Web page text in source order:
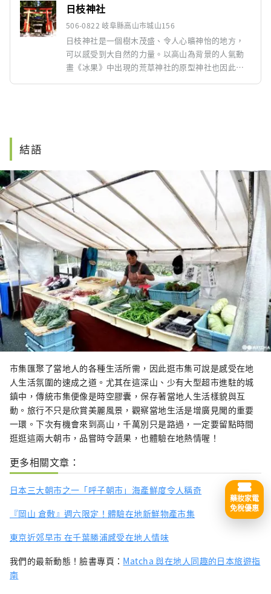
日枝神社
506-0822 岐阜縣高山市城山156
日枝神社是一個樹木茂盛、令人心曠神怡的地方，
可以感受到大自然的力量。以高山為背景的人氣動
畫《冰果》中出現的荒草神社的原型神社也因此而
結語
市集匯聚了當地人的各種生活所需，因此逛市集可說是感受在地
人生活氛圍的速成之道。尤其在這深山、少有大型超市進駐的城
鎮中，傳統市集便像是時空膠囊，保存著當地人生活樣貌與互
動。旅行不只是欣賞美麗風景，觀察當地生活是增廣見聞的重要
一環。下次有機會來到高山，千萬別只是路過，一定要留點時間
逛逛這兩大朝市，品嘗時令蔬果，也體驗在地熱情喔！
更多相關文章：
日本三大朝市之一「呼子朝市」海產鮮度令人稱奇
『岡山 倉敷』週六限定！體驗在地新鮮物產市集
東京近郊早市 在千葉勝浦感受在地人情味
我們的最新動態！臉書專頁： Matcha 與在地人同趣的日本旅遊指
南
藥妝家電
免稅優惠